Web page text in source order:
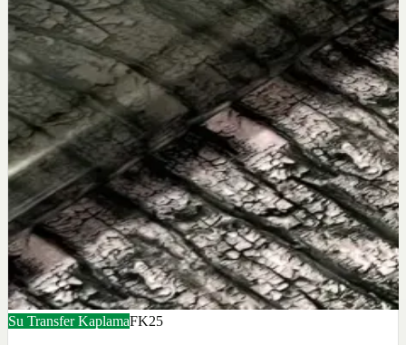
Su Transfer KaplamaFK25